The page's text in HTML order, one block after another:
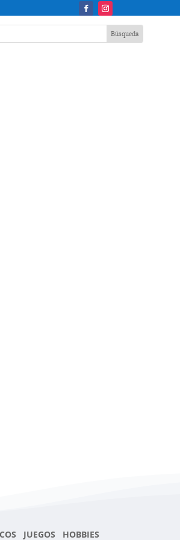
JUEGOS HOBBIES